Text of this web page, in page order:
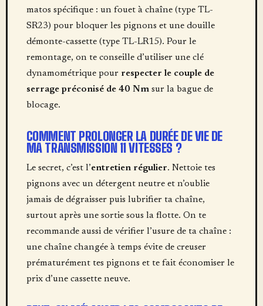
matos spécifique : un fouet à chaîne (type TL-
SR23) pour bloquer les pignons et une douille
démonte-cassette (type TL-LR15). Pour le
remontage, on te conseille d’utiliser une clé
dynamométrique pour respecter le couple de
serrage préconisé de 40 Nmsur la bague de
blocage.
COMMENT PROLONGER LA DURÉE DE VIE DE
MA TRANSMISSION 11 VITESSES ?
Le secret, c’est l’entretien régulier. Nettoie tes
pignons avec un détergent neutre et n’oublie
jamais de dégraisser puis lubrifier ta chaîne,
surtout après une sortie sous la flotte. On te
recommande aussi de vérifier l’usure de ta chaîne :
une chaîne changée à temps évite de creuser
prématurément tes pignons et te fait économiser le
prix d’une cassette neuve.